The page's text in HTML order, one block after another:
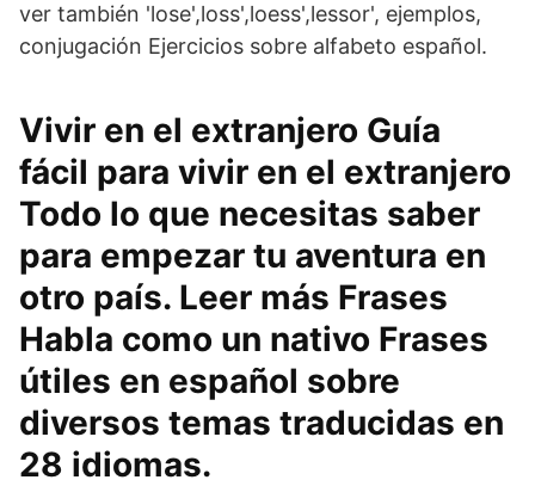
ver también 'lose',loss',loess',lessor', ejemplos,
conjugación Ejercicios sobre alfabeto español.
Vivir en el extranjero Guía
fácil para vivir en el extranjero
Todo lo que necesitas saber
para empezar tu aventura en
otro país. Leer más Frases
Habla como un nativo Frases
útiles en español sobre
diversos temas traducidas en
28 idiomas.